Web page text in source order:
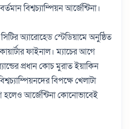
বিশ্বচ্যাম্পিয়ন আর্জেন্টিনা।
অ্যারোহেড স্টেডিয়ামে অনুষ্ঠিত
ফাইনাল। ম্যাচের আগে
প্রধান কোচ মুরাত ইয়াকিন
বিপক্ষে খেলাটা
আর্জেন্টিনা কোনোভাবেই